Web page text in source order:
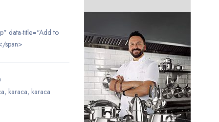
data-title="Add to
span>
, karaca, karaca